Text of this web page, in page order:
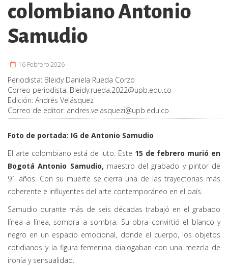
colombiano Antonio
Samudio
16 Febrero 2026
Periodista: Bleidy Daniela Rueda Corzo
Correo periodista: Bleidy.rueda.2022@upb.edu.co
Edición: Andrés Velásquez
Correo de editor: andres.velasquezi@upb.edu.co
Foto de portada: IG de Antonio Samudio
El arte colombiano está de luto. Este 15 de febrero murió en
Bogotá Antonio Samudio, maestro del grabado y pintor de
91 años. Con su muerte se cierra una de las trayectorias más
coherente e influyentes del arte contemporáneo en el país.
Samudio durante más de seis décadas trabajó en el grabado
línea a línea, sombra a sombra. Su obra convirtió el blanco y
negro en un espacio emocional, donde el cuerpo, los objetos
cotidianos y la figura femenina dialogaban con una mezcla de
ironía y sensualidad.